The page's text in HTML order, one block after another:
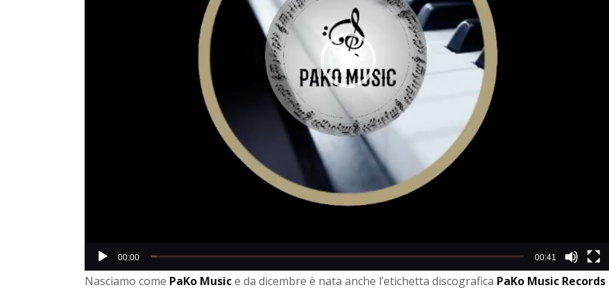
00:00 00:41
Nasciamo come PaKo Musice da dicembre è nata anche l’etichetta discografica PaKo Music Records